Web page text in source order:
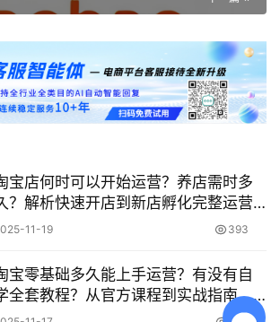
宝店何时可以开始运营？养店需时多
？解析快速开店到新店孵化完整运营
线图，揭秘商品优势对养店周期的关
11-19 393
宝零基础多久能上手运营？有没有自
全套教程？从官方课程到实战指南，
秘新手运营的全套自学路径与时间规